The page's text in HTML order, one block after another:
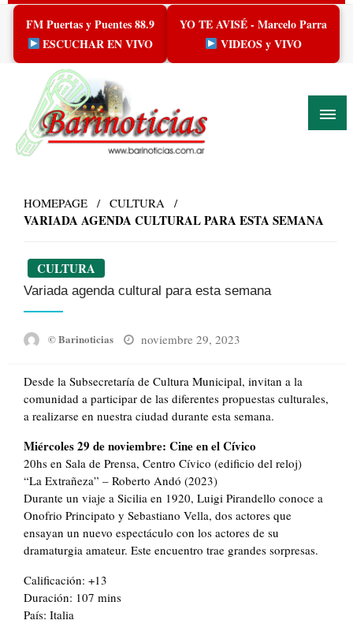
Skip
content
FM Puertas y Puentes 88.9
ESCUCHAR EN VIVO
YO TE AVISÉ - Marcelo Parra
VIDEOS y VIVO
HOMEPAGE CULTURA
VARIADA AGENDA CULTURAL PARA ESTA SEMANA
CULTURA
Variada agenda cultural para esta semana
© Barinoticias
Posted
noviembre 29, 2023
Desde la Subsecretaría de Cultura Municipal, invitan a la
comunidad a participar de las diferentes propuestas culturales,
a realizarse en nuestra ciudad durante esta semana.
Miércoles 29 de noviembre: Cine en el Cívico
20hs en Sala de Prensa, Centro Cívico (edificio del reloj)
“La Extrañeza” – Roberto Andó (2023)
Durante un viaje a Sicilia en 1920, Luigi Pirandello conoce a
Onofrio Principato y Sebastiano Vella, dos actores que
ensayan un nuevo espectáculo con los actores de su
dramaturgia amateur. Este encuentro trae grandes sorpresas.
Calificación: +13
Duración: 107 mins
País: Italia